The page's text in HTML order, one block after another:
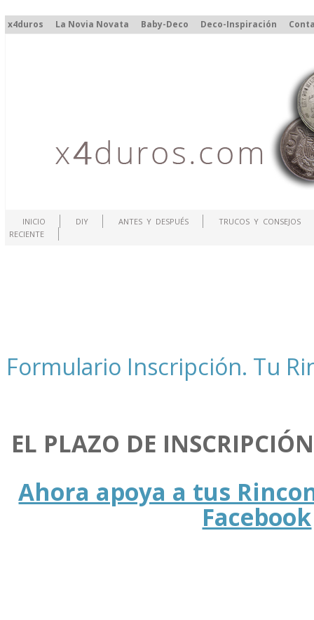
x4duros La Novia Novata Baby-Deco Deco-Inspiración
INICIO DIY ANTES Y DESPUÉS
TRUCOS Y CONSEJOS
RECIENTE
Formulario Inscripción. Tu
EL PLAZO DE
Ahora apoya a tus
Facebook